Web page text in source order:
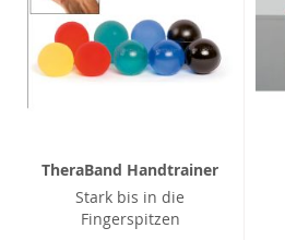
TheraBand Handtrainer
Stark bis in die
Fingerspitzen